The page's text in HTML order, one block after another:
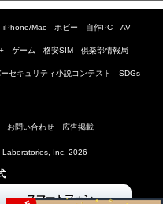
iPhone/Mac ホビー 自作PC AV
ゲーム 格安SIM 倶楽部情報局
セキュリティ小説コンテスト SDGs
お問い合わせ 広告掲載
Laboratories, Inc. 2026
スマートフォン